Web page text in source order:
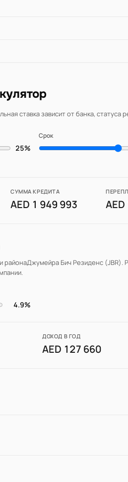
ставка зависит от банка, статуса
25%
Срок
СУММА КРЕДИТА
AED 1 949 993
районаДжумейра Бич Резиденс (JBR).
4.9%
ДОХОД В ГОД
AED 127 660